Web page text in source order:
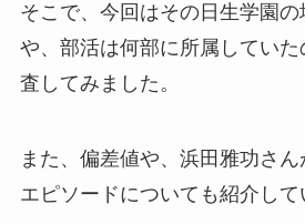
そこで、今回はその日生学園
や、部活は何部に所属していた
査してみました。
また、偏差値や、浜田雅功さ
エピソードについても紹介して